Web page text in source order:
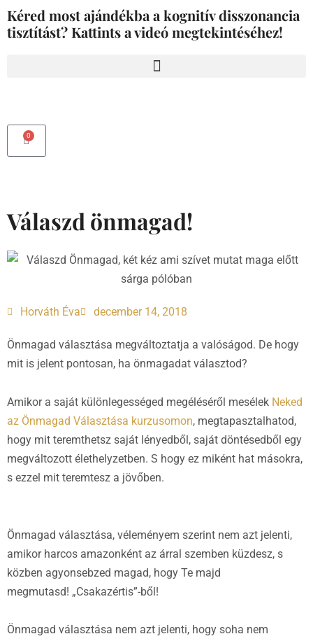
Skip
to
Kéred most ajándékba a kognitív disszonancia
tisztítást? Kattints a videó megtekintéséhez!
0
Kosár
Válaszd önmagad!
Horváth Éva december 14, 2018
Önmagad választása megváltoztatja a valóságod. De hogy
mit is jelent pontosan, ha önmagadat választod?
Amikor a saját különlegességed megéléséről mesélek Neked
az Önmagad Választása kurzusomon, megtapasztalhatod,
hogy mit teremthetsz saját lényedből, saját döntésedből egy
megváltozott élethelyzetben. S hogy ez miként hat másokra,
s ezzel mit teremtesz a jövőben.
Önmagad választása, véleményem szerint nem azt jelenti,
amikor harcos amazonként az árral szemben küzdesz, s
közben agyonsebzed magad, hogy Te majd
megmutasd! „Csakazértis”-ből!
Önmagad választása nem azt jelenti, hogy soha nem